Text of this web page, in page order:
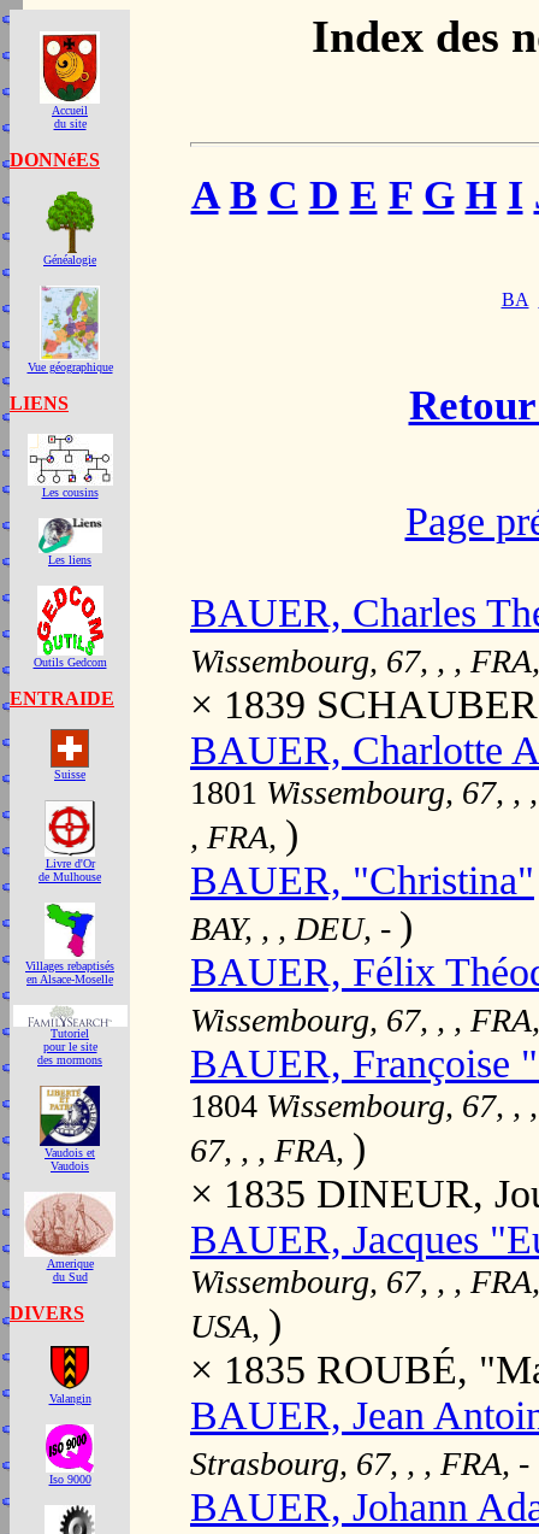
Accueil
du site
DONNéES
Généalogie
Vue géographique
LIENS
Les cousins
Les liens
Outils Gedcom
ENTRAIDE
Suisse
Livre d'Or
de Mulhouse
Villages rebaptisés
en Alsace-Moselle
Tutoriel
pour le site
des mormons
Vaudois et
Vaudois
Amerique
du Sud
DIVERS
Valangin
Iso 9000
Index des
A B C D E F G H I
BA
Page
BAUER, Charles
Wissembourg, 67, , ,
× 1839
BAUER, Charlotte
1801 Wissembourg, 67, ,
, FRA, )
BAUER, "Christina"
BAY, , , DEU, - )
BAUER, Félix
Wissembourg, 67, , ,
BAUER, Françoise
1804 Wissembourg, 67, ,
67, , , FRA, )
× 1835 DINEUR,
BAUER, Jacques
Wissembourg, 67, , ,
USA, )
× 1835 ROUBÉ,
BAUER, Jean
Strasbourg, 67, , , FRA, -
BAUER, Johann